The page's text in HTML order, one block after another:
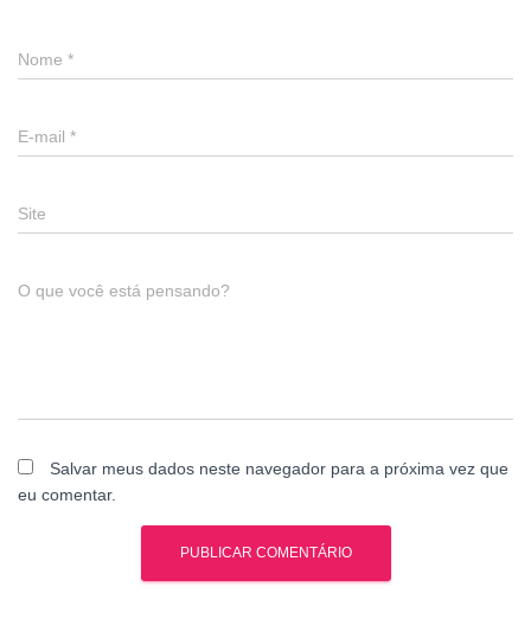
Nome *
E-mail *
Site
O que você está pensando?
Salvar meus dados neste navegador para a próxima vez que
eu comentar.